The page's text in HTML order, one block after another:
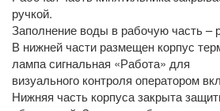
ручкой.
Заполнение воды в рабочую часть –
В нижней части размещен корпус
лампа сигнальная «Работа» для
визуального контроля оператором
Нижняя часть корпуса закрыта